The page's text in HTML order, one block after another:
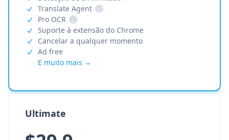
Translate Agent
i
Pro OCR
i
Suporte à extensão do Chrome
Cancelar a qualquer momento
Ad free
E muito mais →
Ultimate